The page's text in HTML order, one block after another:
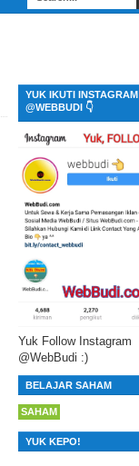
YUK IKUTI INSTAGRAM
@WEBBUDI 👇
Yuk Follow Instagram
@WebBudi :)
BELAJAR SAHAM
SAHAM
YUK KEPO!